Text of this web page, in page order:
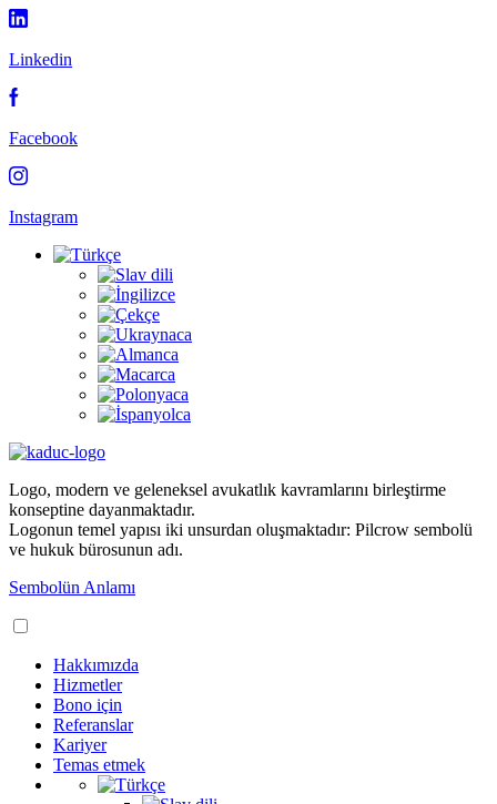
Linkedin
Facebook
Instagram
Logo, modern ve geleneksel avukatlık kavramlarını birleştirme
konseptine dayanmaktadır.
Logonun temel yapısı iki unsurdan oluşmaktadır: Pilcrow sembolü
ve hukuk bürosunun adı.
Sembolün Anlamı
Hakkımızda
Hizmetler
Bono için
Referanslar
Kariyer
Temas etmek